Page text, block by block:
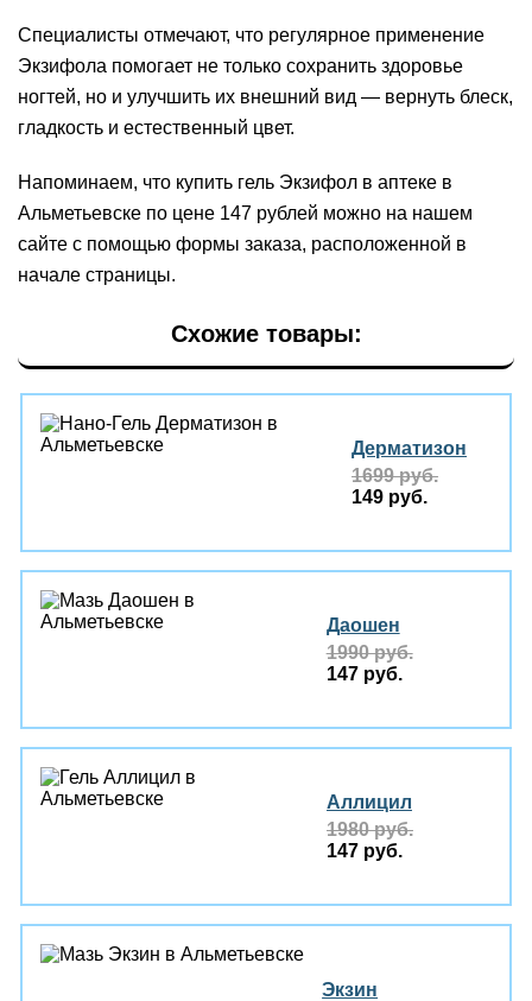
Специалисты отмечают, что регулярное применение
Экзифола помогает не только сохранить здоровье
ногтей, но и улучшить их внешний вид — вернуть блеск,
гладкость и естественный цвет.
Напоминаем, что купить гель Экзифол в аптеке в
Альметьевске по цене 147 рублей можно на нашем
сайте с помощью формы заказа, расположенной в
начале страницы.
Схожие товары:
Дерматизон
1699 руб.
149 руб.
Даошен
1990 руб.
147 руб.
Аллицил
1980 руб.
147 руб.
Экзин